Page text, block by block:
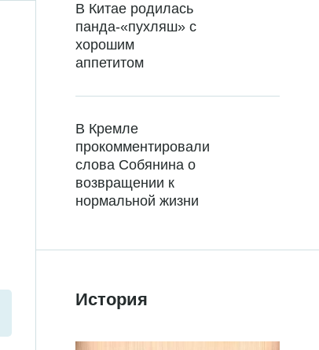
В Китае родилась
панда-«пухляш» с
хорошим
аппетитом
В Кремле
прокомментировали
слова Собянина о
возвращении к
нормальной жизни
История